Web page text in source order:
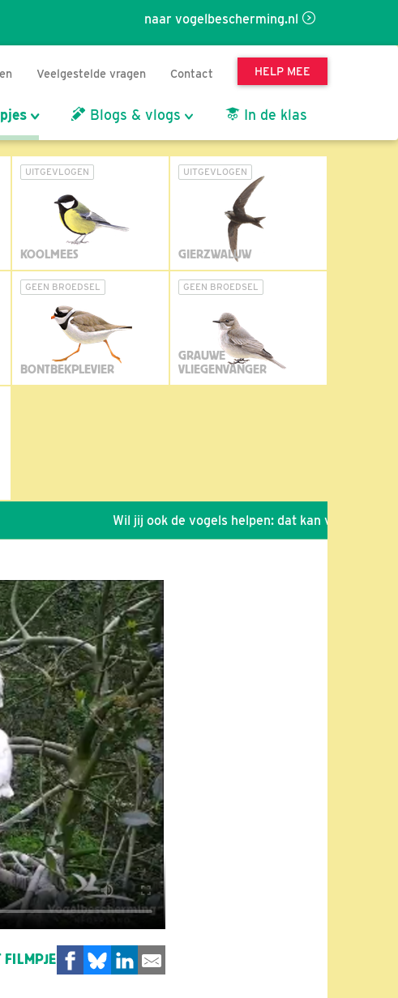
naar vogelbescherming.nl
Veelgestelde vragen Contact HELP MEE
Blogs & vlogs In de klas
UITGEVLOGEN
KOOLMEES
UITGEVLOGEN
GIERZWALUW
GEEN BROEDSEL
BONTBEKPLEVIER
GEEN BROEDSEL
GRAUWE
VLIEGENVANGER
Wil jij ook de vogels helpen: dat kan via de link!
FILMPJE